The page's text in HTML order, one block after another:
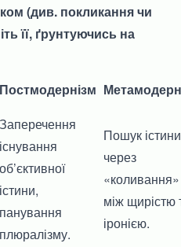
(див. покликання чи
її, ґрунтуючись на
Постмодернізм
Заперечення
існування
об’єктивної
істини,
панування
плюралізму.
Пошук істини
через
«коливання»
між щирістю
іронією.